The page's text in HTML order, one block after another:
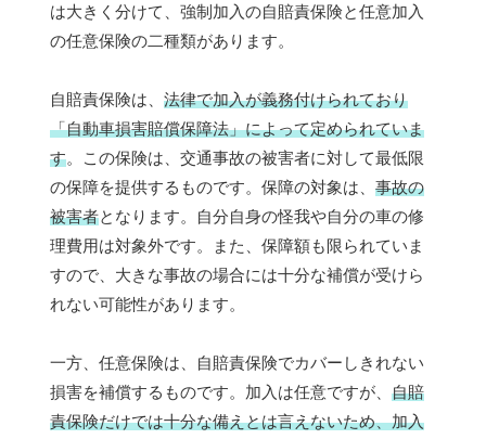
は大きく分けて、強制加入の自賠責保険と任意加入
の任意保険の二種類があります。
自賠責保険は、 法律で加入が義務付けられており
「自動車損害賠償保障法」によって定められていま
す。この保険は、交通事故の被害者に対して最低限
の保障を提供するものです。保障の対象は、 事故の
被害者となります。自分自身の怪我や自分の車の修
理費用は対象外です。また、保障額も限られていま
すので、大きな事故の場合には十分な補償が受けら
れない可能性があります。
一方、任意保険は、自賠責保険でカバーしきれない
損害を補償するものです。加入は任意ですが、 自賠
責保険だけでは十分な備えとは言えないため、加入